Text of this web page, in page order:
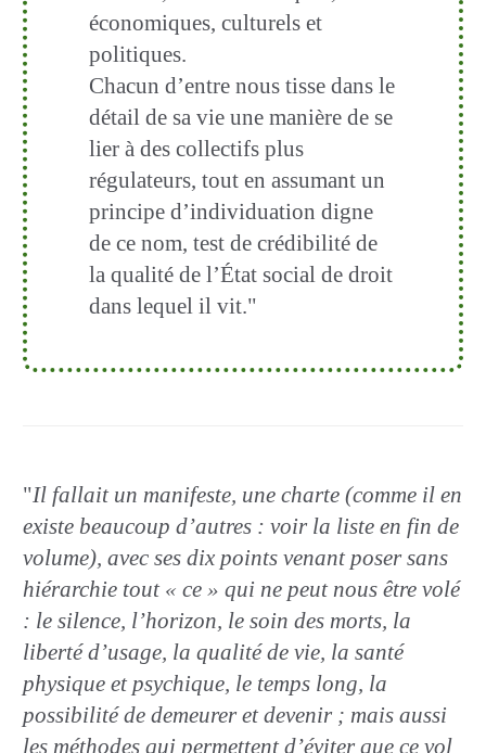
économiques, culturels et
politiques.
Chacun d’entre nous tisse dans le
détail de sa vie une manière de se
lier à des collectifs plus
régulateurs, tout en assumant un
principe d’individuation digne
de ce nom, test de crédibilité de
la qualité de l’État social de droit
dans lequel il vit."
"Il fallait un manifeste, une charte (comme il en
existe beaucoup d’autres : voir la liste en fin de
volume), avec ses dix points venant poser sans
hiérarchie tout « ce » qui ne peut nous être volé
: le silence, l’horizon, le soin des morts, la
liberté d’usage, la qualité de vie, la santé
physique et psychique, le temps long, la
possibilité de demeurer et devenir ; mais aussi
les méthodes qui permettent d’éviter que ce vol